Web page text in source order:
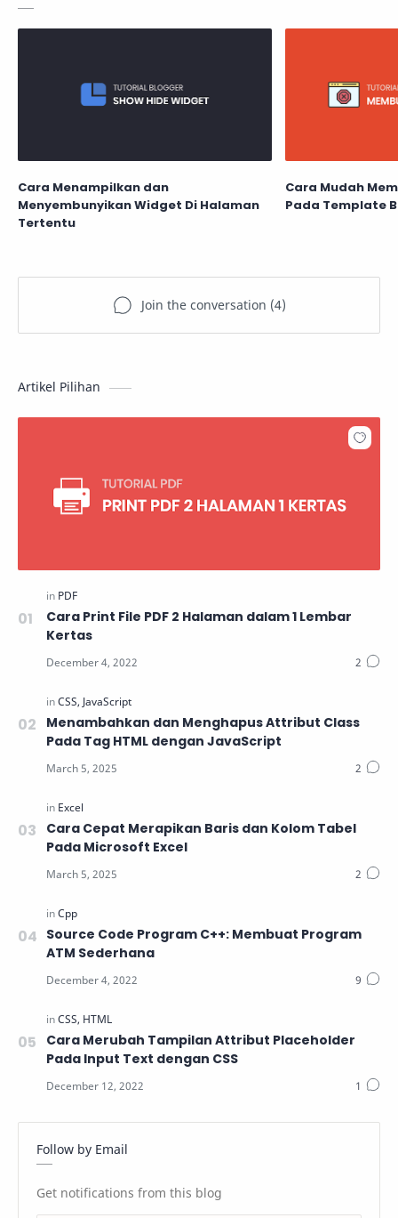
Cara Menampilkan dan
Menyembunyikan Widget Di Halaman
Tertentu
Cara Mudah
Pada Template
Artikel Pilihan
Cara Print File PDF 2 Halaman dalam 1 Lembar
Kertas
Menambahkan dan Menghapus Attribut Class
Pada Tag HTML dengan JavaScript
Cara Cepat Merapikan Baris dan Kolom Tabel
Pada Microsoft Excel
Source Code Program C++: Membuat Program
ATM Sederhana
Cara Merubah Tampilan Attribut Placeholder
Pada Input Text dengan CSS
Follow by Email
Get notifications from this blog